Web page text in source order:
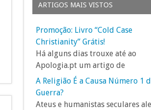
ARTIGOS MAIS VISTOS
Promoção: Livro “Cold Case
Christianity” Grátis!
Há alguns dias trouxe até ao
Apologia.pt um artigo de
A Religião É a Causa Número 1
Guerra?
Ateus e humanistas seculares